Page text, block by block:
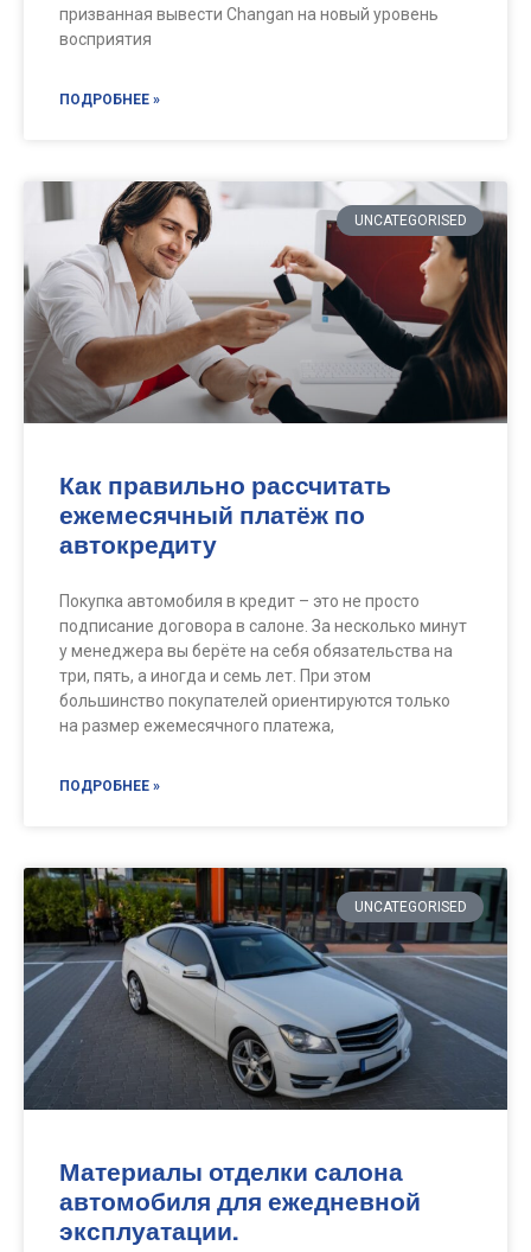
призванная вывести Changan на новый уровень
восприятия
ПОДРОБНЕЕ »
UNCATEGORISED
Как правильно рассчитать
ежемесячный платёж по
автокредиту
Покупка автомобиля в кредит – это не просто
подписание договора в салоне. За несколько минут
у менеджера вы берёте на себя обязательства на
три, пять, а иногда и семь лет. При этом
большинство покупателей ориентируются только
на размер ежемесячного платежа,
ПОДРОБНЕЕ »
UNCATEGORISED
Материалы отделки салона
автомобиля для ежедневной
эксплуатации.